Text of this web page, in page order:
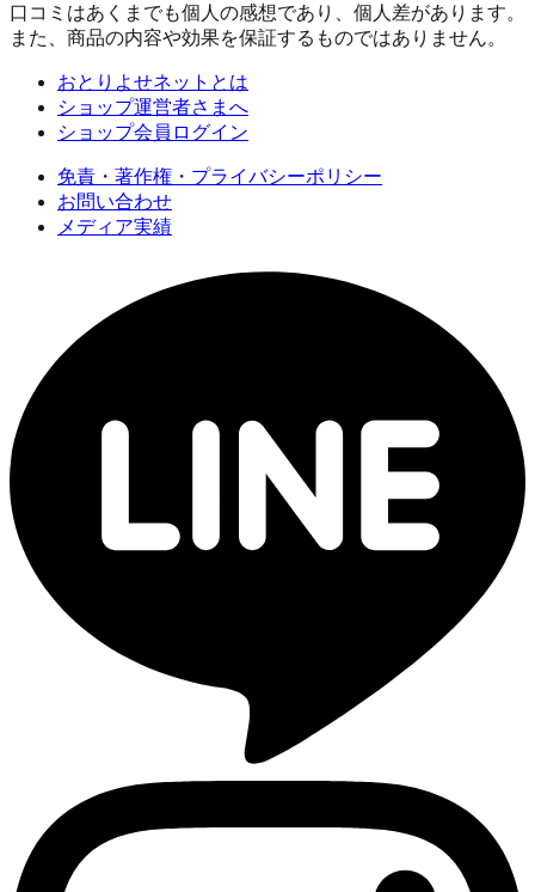
口コミはあくまでも個人の感想であり、個人差があります。
また、商品の内容や効果を保証するものではありません。
おとりよせネットとは
ショップ運営者さまへ
ショップ会員ログイン
免責・著作権・プライバシーポリシー
お問い合わせ
メディア実績